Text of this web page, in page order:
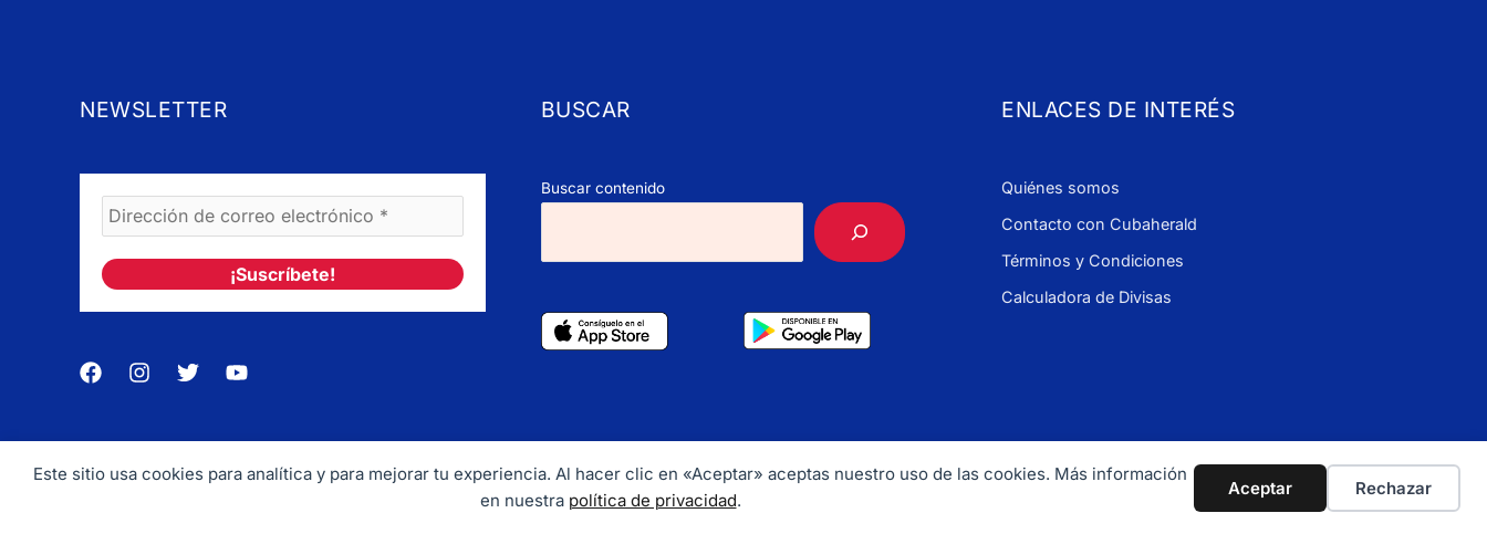
Este sitio usa cookies para analítica y para mejorar tu experiencia. Al hacer clic en «Aceptar» aceptas nuestro uso de las cookies. Más información
en nuestra política de privacidad.
Aceptar Rechazar
NEWSLETTER BUSCAR
Buscar contenido
ENLACES DE INTERÉS
Quiénes somos
Contacto con Cubaherald
Términos y Condiciones
Calculadora de Divisas
Copyright © 2026 CubaHerald. Email:info@cubaherald.com Tel. +1 202 900 1114